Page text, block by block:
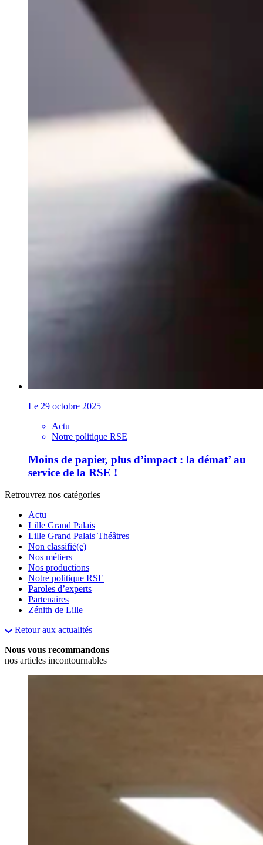
Le 29 octobre 2025
Actu
Notre politique RSE
Moins de papier, plus d’impact : la démat’ au
service de la RSE !
Retrouvrez nos catégories
Actu
Lille Grand Palais
Lille Grand Palais Théâtres
Non classifié(e)
Nos métiers
Nos productions
Notre politique RSE
Paroles d’experts
Partenaires
Zénith de Lille
Retour aux actualités
Nous vous recommandons
nos articles incontournables